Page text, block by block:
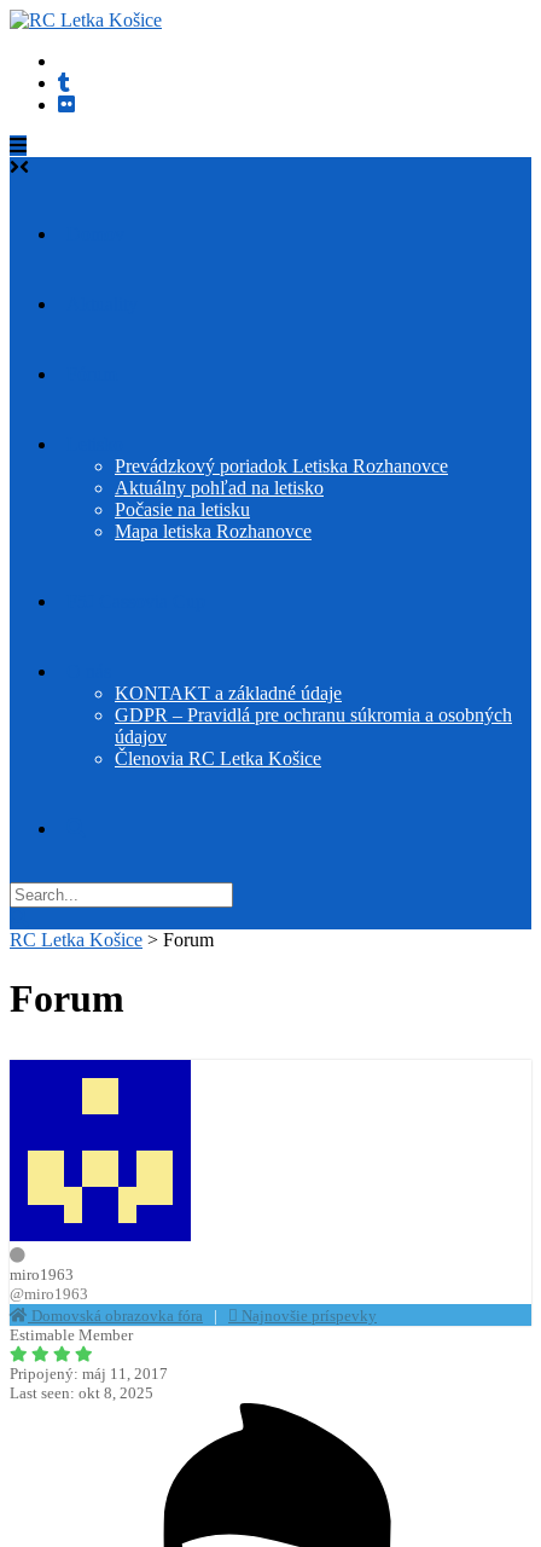
Skip
content
Prevádzkový poriadok Letiska Rozhanovce
Aktuálny pohľad na letisko
Počasie na letisku
Mapa letiska Rozhanovce
KONTAKT a základné údaje
GDPR – Pravidlá pre ochranu súkromia a osobných
údajov
Členovia RC Letka Košice
RC Letka Košice > Forum
Forum
miro1963
@miro1963
Domovská obrazovka fóra |
Najnovšie príspevky
Estimable Member
Pripojený: máj 11, 2017
Last seen: okt 8, 2025